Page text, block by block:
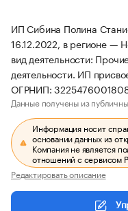
ИП Сибина Полина
16.12.2022, в регионе —
вид деятельности:
деятельности. ИП
ОГРНИП:
Данные получены из
Информация носит
основании данных из
Компания не является
отношений с сервисом
Редактировать описание